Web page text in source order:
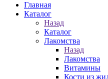
Главная
Каталог
Назад
Каталог
Лакомства
Назад
Лакомства
Витамины
Кости из